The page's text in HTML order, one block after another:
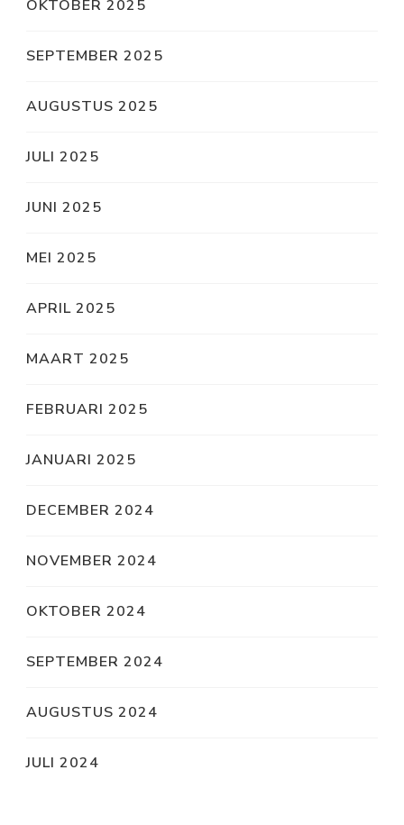
OKTOBER 2025
SEPTEMBER 2025
AUGUSTUS 2025
JULI 2025
JUNI 2025
MEI 2025
APRIL 2025
MAART 2025
FEBRUARI 2025
JANUARI 2025
DECEMBER 2024
NOVEMBER 2024
OKTOBER 2024
SEPTEMBER 2024
AUGUSTUS 2024
JULI 2024